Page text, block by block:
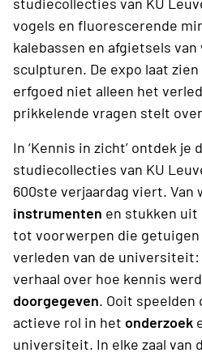
vogels en fluorescerende
kalebassen en afgietsels
sculpturen. De expo laat
erfgoed niet alleen het
prikkelende vragen stelt
In ‘Kennis in zicht’ ontdek je
studiecollecties van KU
600ste verjaardag viert. Van
instrumenten en stukken uit
tot voorwerpen die getuigen
verleden van de
verhaal over hoe kennis werd
doorgegeven. Ooit speelden
actieve rol in het onderzoek
universiteit. In elke zaal van